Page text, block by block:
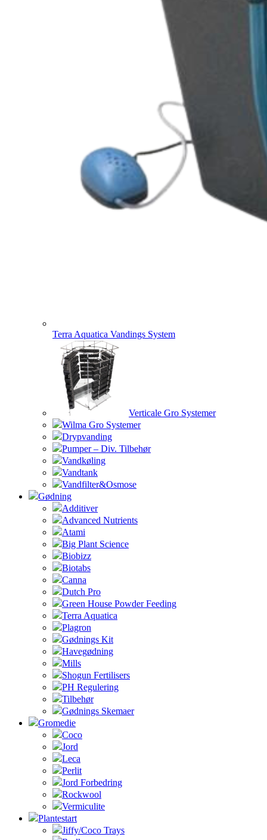
Terra Aquatica Vandings System
Verticale Gro Systemer
Wilma Gro Systemer
Drypvanding
Pumper – Div. Tilbehør
Vandkøling
Vandtank
Vandfilter&Osmose
Gødning
Additiver
Advanced Nutrients
Atami
Big Plant Science
Biobizz
Biotabs
Canna
Dutch Pro
Green House Powder Feeding
Terra Aquatica
Plagron
Gødnings Kit
Havegødning
Mills
Shogun Fertilisers
PH Regulering
Tilbehør
Gødnings Skemaer
Gromedie
Coco
Jord
Leca
Perlit
Jord Forbedring
Rockwool
Vermiculite
Plantestart
Jiffy/Coco Trays